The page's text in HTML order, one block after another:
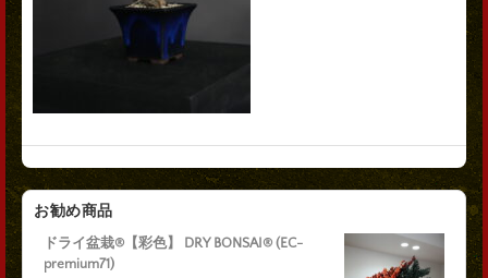
お勧め商品
ドライ盆栽®【彩色】 DRY BONSAI® (EC-
premium71)